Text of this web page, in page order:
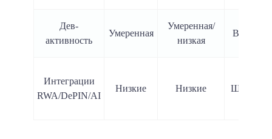
Дев-
активность
Умеренная
Умеренная/
низкая
Высокая
Интеграции
RWA/DePIN/AI
Низкие Низкие Широкие